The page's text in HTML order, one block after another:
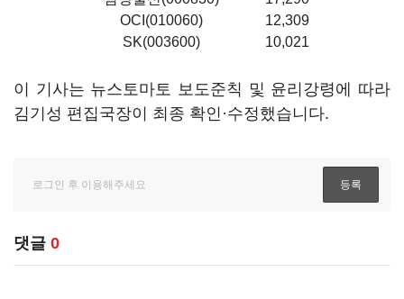
OCI(010060)
12,309
SK(003600)
10,021
이 기사는 뉴스토마토 보도준칙 및 윤리강령에 따라
김기성 편집국장이 최종 확인·수정했습니다.
댓글 0